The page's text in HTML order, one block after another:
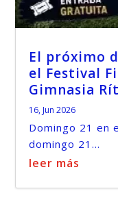
El próximo
el Festival
Gimnasia
16, Jun 2026
Domingo 21 en
domingo 21...
leer más